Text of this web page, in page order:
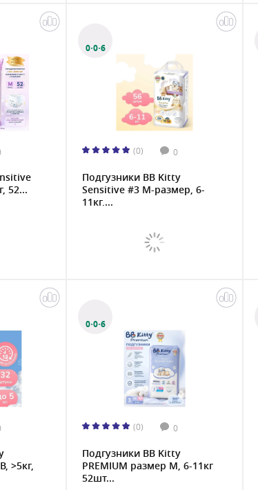
52...
0·0·6
(0) 0
Подгузники BB Kitty
Sensitive #3 M-размер, 6-
11кг,...
>5кг,
0·0·6
(0) 0
Подгузники BB Kitty
PREMIUM размер M, 6-11кг
52шт...